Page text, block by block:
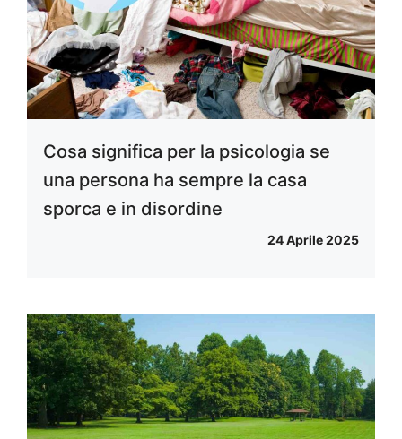
Cosa significa per la psicologia se
una persona ha sempre la casa
sporca e in disordine
24 Aprile 2025